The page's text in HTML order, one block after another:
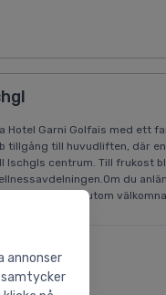
annonser
samtycker
Hotel Garni Golfais med ett
tillgång till huvudliften, där
Ischgls centrum. Till frukost
du
14 / dag. Dessutom